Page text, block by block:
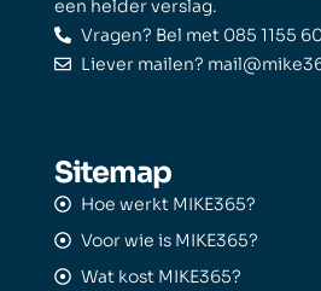
een helder verslag.
Vragen? Bel met 085 1155
Liever mailen?
Sitemap
Hoe werkt MIKE365?
Voor wie is MIKE365?
Wat kost MIKE365?